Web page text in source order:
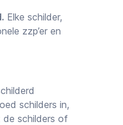
Elke schilder,
zzp’er en
schilders in,
de schilders of